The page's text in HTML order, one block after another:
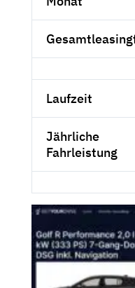
Laufzeit
Jährliche
Fahrleistung